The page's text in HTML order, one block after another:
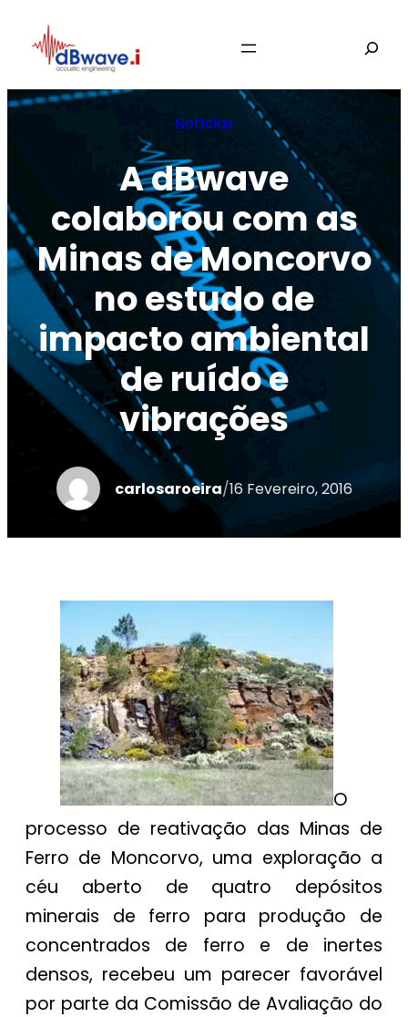
Saltar
para
conteúdo
Search
Notícias
A dBwave
colaborou com as
Minas de Moncorvo
no estudo de
impacto ambiental
de ruído e
vibrações
carlosaroeira/16 Fevereiro, 2016
O
processo de reativação das Minas de
Ferro de Moncorvo, uma exploração a
céu aberto de quatro depósitos
minerais de ferro para produção de
concentrados de ferro e de inertes
densos, recebeu um parecer favorável
por parte da Comissão de Avaliação do